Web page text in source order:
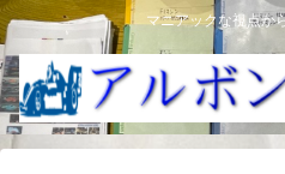
マニアックな視点か